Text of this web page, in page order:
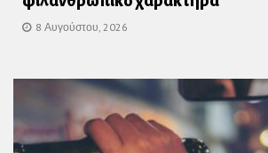
8 Αυγούστου, 2026